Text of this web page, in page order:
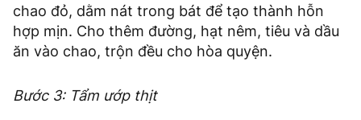
chao đỏ, dằm nát trong bát để tạo thành hỗn
hợp mịn. Cho thêm đường, hạt nêm, tiêu và dầu
ăn vào chao, trộn đều cho hòa quyện.
Bước 3: Tẩm ướp thịt